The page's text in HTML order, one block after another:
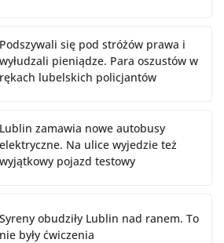
Podszywali się pod stróżów prawa i
wyłudzali pieniądze. Para oszustów w
rękach lubelskich policjantów
Lublin zamawia nowe autobusy
elektryczne. Na ulice wyjedzie też
wyjątkowy pojazd testowy
Syreny obudziły Lublin nad ranem. To
nie były ćwiczenia